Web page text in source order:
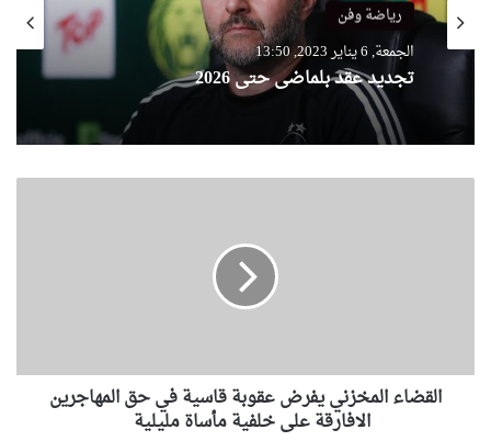
رياضة وفن
الجمعة, 6 يناير 2023, 13:50
تجديد عقد بلماضي حتى 2026
م
القضاء المخزني يفرض عقوبة قاسية في حق المهاجرين
الافارقة على خلفية مأساة مليلية